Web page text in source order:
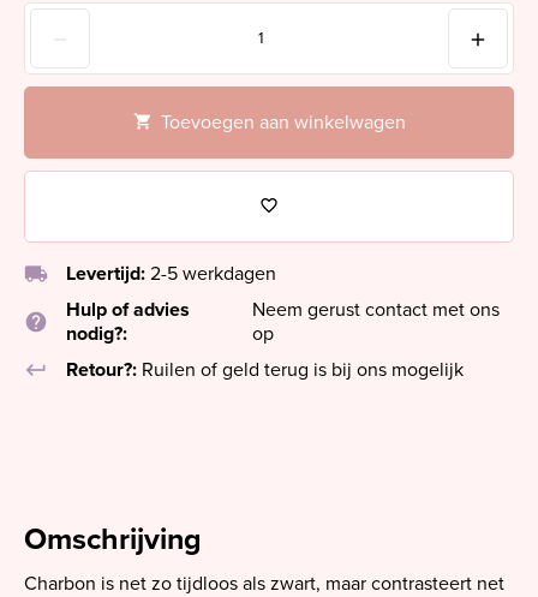
Toevoegen aan winkelwagen
local_shipping Levertijd: 2-5 werkdagen
help
Hulp of advies
nodig?:
Neem gerust contact met ons
op
keyboard_return
Retour?: Ruilen of geld terug is bij ons mogelijk
Omschrijving
Charbon is net zo tijdloos als zwart, maar contrasteert net